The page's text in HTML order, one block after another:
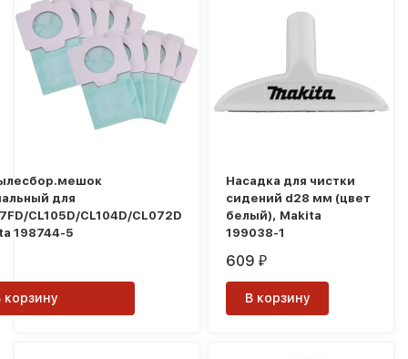
для
CL105D/CL104D/CL072D
198744-5
корзину
Насадка для чистки
сидений d28 мм (цвет
белый), Makita
199038-1
609₽
В корзину